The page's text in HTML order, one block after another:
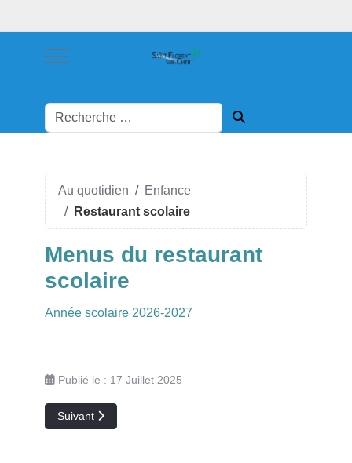
Mobile Menu Toggle
Au quotidien
Enfance
Restaurant scolaire
Menus du restaurant
scolaire
Année scolaire 2026-2027
Publié le : 17 Juillet 2025
Article suivant : Restaurant scolaire
Suivant